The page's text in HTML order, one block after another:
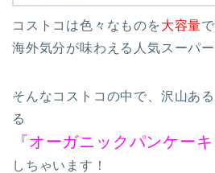
コストコは色々なものを大容量
海外気分が味わえる人気スーパー
そんなコストコの中で、沢山あ
る
『オーガニックパンケーキ
しちゃいます！